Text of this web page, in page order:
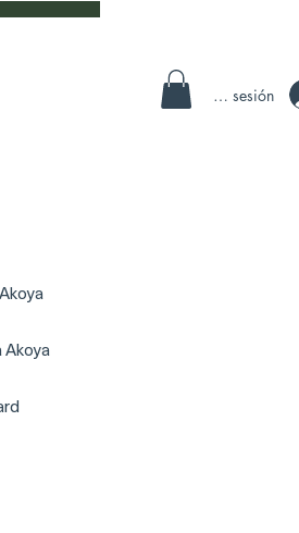
Iniciar sesión
Akoya